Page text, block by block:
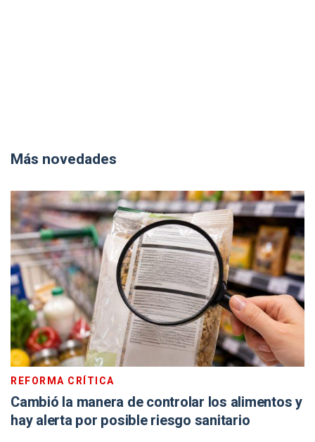
Más novedades
REFORMA CRÍTICA
Cambió la manera de controlar los alimentos y
hay alerta por posible riesgo sanitario